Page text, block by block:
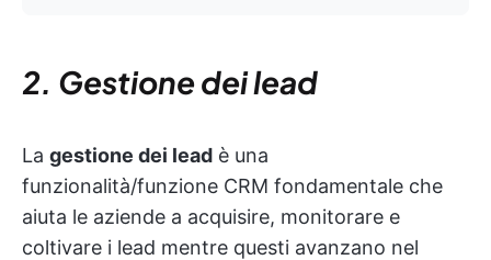
2. Gestione dei lead
La gestione dei lead è una
funzionalità/funzione CRM fondamentale che
aiuta le aziende a acquisire, monitorare e
coltivare i lead mentre questi avanzano nel